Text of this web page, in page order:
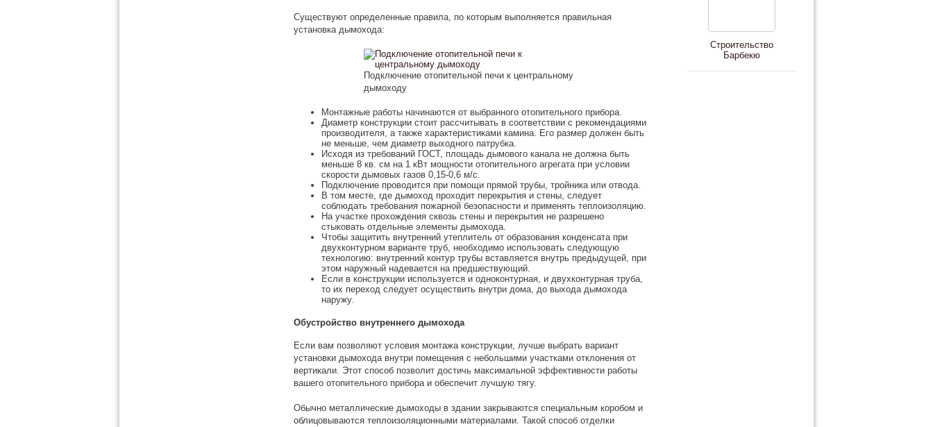
Существуют определенные правила, по которым выполняется правильная
установка дымохода:
Подключение отопительной печи к центральному
дымоходу
Монтажные работы начинаются от выбранного отопительного прибора.
Диаметр конструкции стоит рассчитывать в соответствии с рекомендациями
производителя, а также характеристиками камина. Его размер должен быть
не меньше, чем диаметр выходного патрубка.
Исходя из требований ГОСТ, площадь дымового канала не должна быть
меньше 8 кв. см на 1 кВт мощности отопительного агрегата при условии
скорости дымовых газов 0,15-0,6 м/с.
Подключение проводится при помощи прямой трубы, тройника или отвода.
В том месте, где дымоход проходит перекрытия и стены, следует
соблюдать требования пожарной безопасности и применять теплоизоляцию.
На участке прохождения сквозь стены и перекрытия не разрешено
стыковать отдельные элементы дымохода.
Чтобы защитить внутренний утеплитель от образования конденсата при
двухконтурном варианте труб, необходимо использовать следующую
технологию: внутренний контур трубы вставляется внутрь предыдущей, при
этом наружный надевается на предшествующий.
Если в конструкции используется и одноконтурная, и двухконтурная труба,
то их переход следует осуществить внутри дома, до выхода дымохода
наружу.
Обустройство внутреннего дымохода
Если вам позволяют условия монтажа конструкции, лучше выбрать вариант
установки дымохода внутри помещения с небольшими участками отклонения от
вертикали. Этот способ позволит достичь максимальной эффективности работы
вашего отопительного прибора и обеспечит лучшую тягу.
Обычно металлические дымоходы в здании закрываются специальным коробом и
облицовываются теплоизоляционными материалами. Такой способ отделки
Строительство
Барбекю